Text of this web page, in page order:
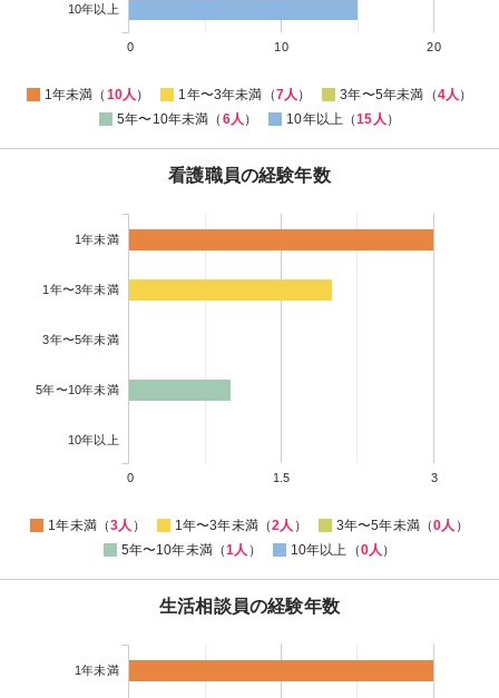
10年以上
0 10 20
1年未満（ 10人 ） 1年〜3年未満（7人 ） 3年〜5年未満（4人 ）
5年〜10年未満（ 6人 ） 10年以上（15人 ）
看護職員の経験年数
1年未満
1年〜3年未満
3年〜5年未満
5年〜10年未満
10年以上
0 1.5 3
1年未満（3人 ） 1年〜3年未満（2人 ） 3年〜5年未満（0人 ）
5年〜10年未満（1人 ） 10年以上（0人 ）
生活相談員の経験年数
1年未満